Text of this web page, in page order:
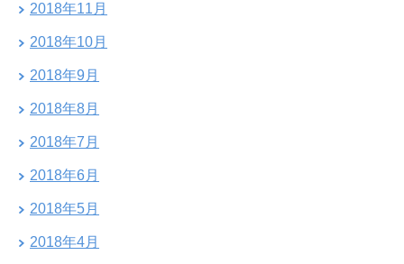
2018年11月
2018年10月
2018年9月
2018年8月
2018年7月
2018年6月
2018年5月
2018年4月